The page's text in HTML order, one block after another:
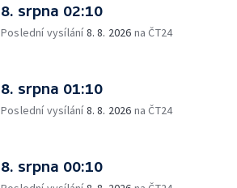
8. srpna 02:10
Poslední vysílání8. 8. 2026 na ČT24
8. srpna 01:10
Poslední vysílání8. 8. 2026 na ČT24
8. srpna 00:10